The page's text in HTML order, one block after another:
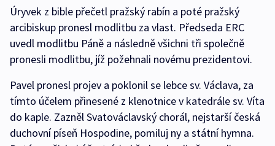
Úryvek z bible přečetl pražský rabín a poté pražský
arcibiskup pronesl modlitbu za vlast. Předseda ERC
uvedl modlitbu Páně a následně všichni tři společně
pronesli modlitbu, jíž požehnali novému prezidentovi.
Pavel pronesl projev a poklonil se lebce sv. Václava, za
tímto účelem přinesené z klenotnice v katedrále sv. Víta
do kaple. Zazněl Svatováclavský chorál, nejstarší česká
duchovní píseň Hospodine, pomiluj ny a státní hymna.